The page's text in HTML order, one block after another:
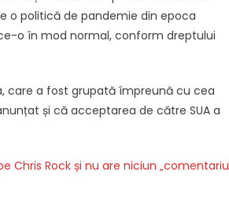
o politică de pandemie din epoca
o în mod normal, conform dreptului
care a fost grupată împreună cu cea
și că acceptarea de către SUA a
Chris Rock și nu are niciun „comentariu